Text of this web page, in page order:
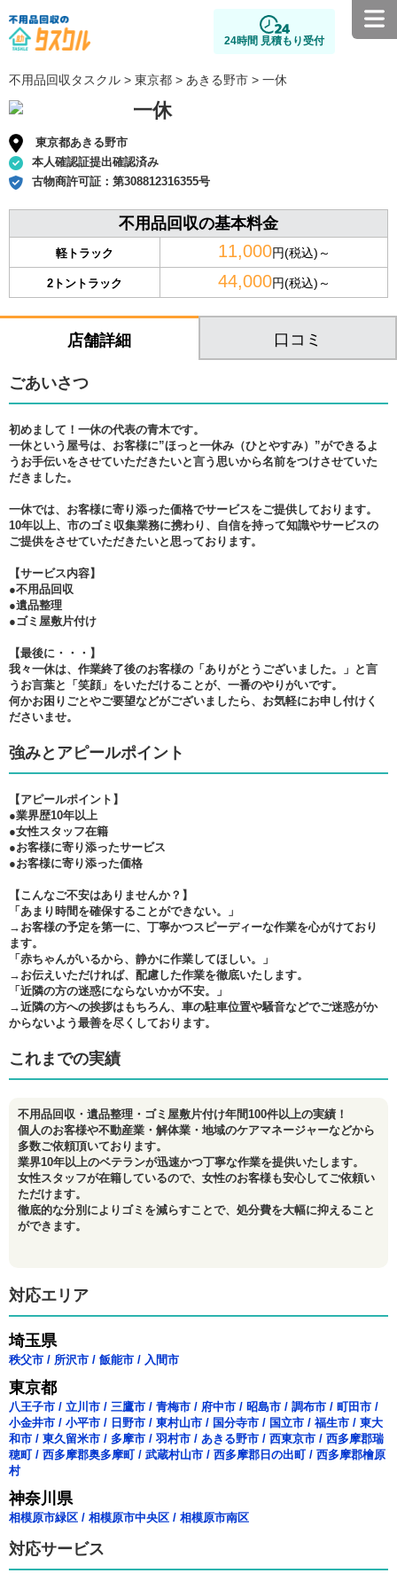
24時間 見積もり受付
不用品回収タスクル > 東京都 > あきる野市 > 一休
一休
東京都あきる野市
本人確認証提出確認済み
古物商許可証： 第308812316355号
不用品回収の基本料金
軽トラック 11,000円(税込)～
2トントラック 44,000円(税込)～
店舗詳細 口コミ
ごあいさつ
初めまして！一休の代表の青木です。
一休という屋号は、お客様に”ほっと一休み（ひとやすみ）”ができるよ
うお手伝いをさせていただきたいと言う思いから名前をつけさせていた
だきました。
一休では、お客様に寄り添った価格でサービスをご提供しております。
10年以上、市のゴミ収集業務に携わり、自信を持って知識やサービスの
ご提供をさせていただきたいと思っております。
【サービス内容】
●不用品回収
●遺品整理
●ゴミ屋敷片付け
【最後に・・・】
我々一休は、作業終了後のお客様の「ありがとうございました。」と言
うお言葉と「笑顔」をいただけることが、一番のやりがいです。
何かお困りごとやご要望などがございましたら、お気軽にお申し付けく
ださいませ。
強みとアピールポイント
【アピールポイント】
●業界歴10年以上
●女性スタッフ在籍
●お客様に寄り添ったサービス
●お客様に寄り添った価格
【こんなご不安はありませんか？】
「あまり時間を確保することができない。」
→お客様の予定を第一に、丁寧かつスピーディーな作業を心がけており
ます。
「赤ちゃんがいるから、静かに作業してほしい。」
→お伝えいただければ、配慮した作業を徹底いたします。
「近隣の方の迷惑にならないかが不安。」
→近隣の方への挨拶はもちろん、車の駐車位置や騒音などでご迷惑がか
からないよう最善を尽くしております。
これまでの実績
不用品回収・遺品整理・ゴミ屋敷片付け年間100件以上の実績！
個人のお客様や不動産業・解体業・地域のケアマネージャーなどから
多数ご依頼頂いております。
業界10年以上のベテランが迅速かつ丁寧な作業を提供いたします。
女性スタッフが在籍しているので、女性のお客様も安心してご依頼い
ただけます。
徹底的な分別によりゴミを減らすことで、処分費を大幅に抑えること
ができます。
対応エリア
埼玉県
秩父市 / 所沢市 / 飯能市 / 入間市
東京都
八王子市 / 立川市 / 三鷹市 / 青梅市 / 府中市 / 昭島市 / 調布市 / 町田市 /
小金井市 / 小平市 / 日野市 / 東村山市 / 国分寺市 / 国立市 / 福生市 / 東大
和市 / 東久留米市 / 多摩市 / 羽村市 / あきる野市 / 西東京市 / 西多摩郡瑞
穂町/ 西多摩郡奥多摩町/ 武蔵村山市 / 西多摩郡日の出町/ 西多摩郡檜原
村
神奈川県
相模原市緑区 / 相模原市中央区 / 相模原市南区
対応サービス